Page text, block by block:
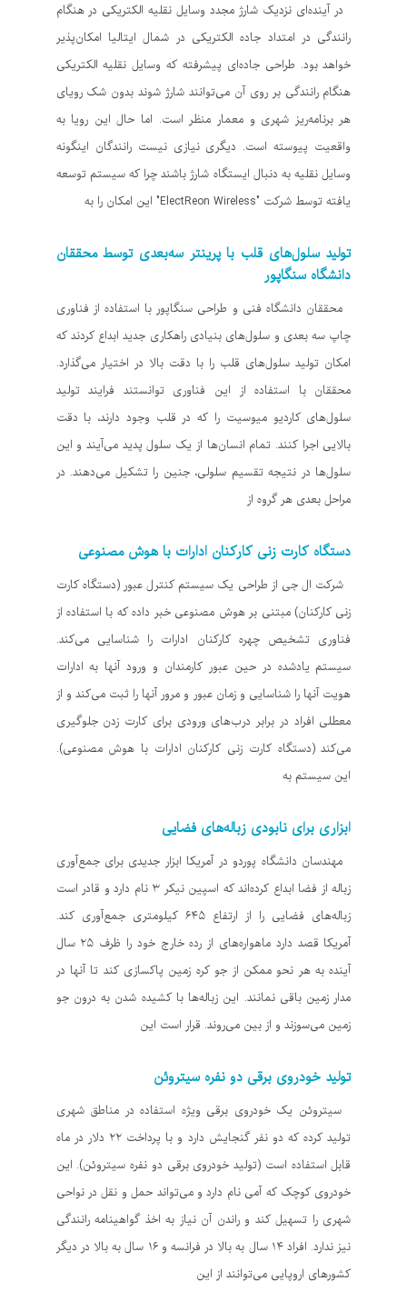
در آینده‌ای نزدیک شارژ مجدد وسایل نقلیه الکتریکی در هنگام
رانندگی در امتداد جاده الکتریکی در شمال ایتالیا امکان‌پذیر
خواهد بود. طراحی جاده‌ای پیشرفته که وسایل نقلیه الکتریکی
هنگام رانندگی بر روی آن می‌توانند شارژ شوند بدون شک رویای
هر برنامه‌ریز شهری و معمار منظر است. اما حال این رویا به
واقعیت پیوسته است. دیگری نیازی نیست رانندگان اینگونه
وسایل نقلیه به دنبال ایستگاه شارژ باشند چرا که سیستم توسعه
یافته توسط شرکت "ElectReon Wireless" این امکان را به
تولید سلول‌های قلب با پرینتر سه‌بعدی توسط محققان
دانشگاه سنگاپور
محققان دانشگاه فنی و طراحی سنگاپور با استفاده از فناوری
چاپ سه بعدی و سلول‌های بنیادی راهکاری جدید ابداع کردند که
امکان تولید سلول‌های قلب را با دقت بالا در اختیار می‌گذارد.
محققان با استفاده از این فناوری توانستند فرایند تولید
سلول‌های کاردیو میوسیت را که در قلب وجود دارند، با دقت
بالایی اجرا کنند. تمام انسان‌ها از یک سلول پدید می‌آیند و این
سلول‌ها در نتیجه تقسیم سلولی، جنین را تشکیل می‌دهند. در
مراحل بعدی هر گروه از
دستگاه‌ کارت زنی کارکنان ادارات با هوش مصنوعی
شرکت ال جی از طراحی یک سیستم کنترل عبور (دستگاه‌ کارت
زنی کارکنان) مبتنی بر هوش مصنوعی خبر داده که با استفاده از
فناوری تشخیص چهره کارکنان ادارات را شناسایی می‌کند.
سیستم یادشده در حین عبور کارمندان و ورود آنها به ادارات
هویت آنها را شناسایی و زمان عبور و مرور آنها را ثبت می‌کند و از
معطلی افراد در برابر درب‌های ورودی برای کارت زدن جلوگیری
می‌کند (دستگاه‌ کارت زنی کارکنان ادارات با هوش مصنوعی).
این سیستم به
ابزاری برای نابودی زباله‌های فضایی
مهندسان دانشگاه پوردو در آمریکا ابزار جدیدی برای جمع‌آوری
زباله از فضا ابداع کرده‌اند که اسپین نیکر ۳ نام دارد و قادر است
زباله‌های فضایی را از ارتفاع ۶۴۵ کیلومتری جمع‌آوری کند.
آمریکا قصد دارد ماهواره‌های از رده خارج خود را ظرف ۲۵ سال
آینده به هر نحو ممکن از جو کره زمین پاکسازی کند تا آنها در
مدار زمین باقی نمانند. این زباله‌ها با کشیده شدن به درون جو
زمین می‌سوزند و از بین می‌روند. قرار است این
تولید خودروی برقی دو نفره سیتروئن
سیتروئن یک خودروی برقی ویژه استفاده در مناطق شهری
تولید کرده که دو نفر گنجایش دارد و با پرداخت ۲۲ دلار در ماه
قابل استفاده است (تولید خودروی برقی دو نفره سیتروئن). این
خودروی کوچک که آمی نام دارد و می‌تواند حمل و نقل در نواحی
شهری را تسهیل کند و راندن آن نیاز به اخذ گواهینامه رانندگی
نیز ندارد. افراد ۱۴ سال به بالا در فرانسه و ۱۶ سال به بالا در دیگر
کشورهای اروپایی می‌توانند از این